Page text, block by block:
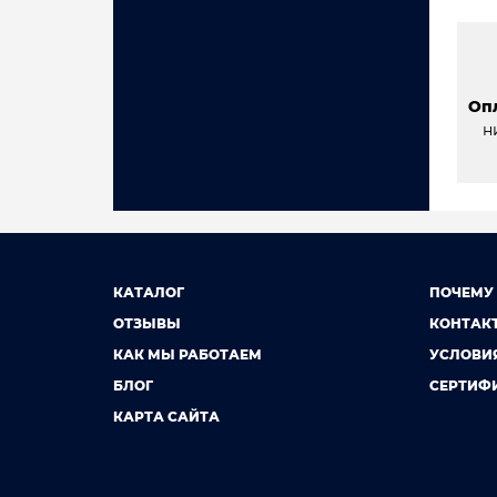
КАТАЛОГ
ОТЗЫВЫ
КАК МЫ РАБОТАЕМ
БЛОГ
КАРТА САЙТА